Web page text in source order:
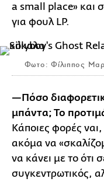
a small place» και
για φουλ LP.
Φωτο: Φίλιππος
—Πόσο
μπάντα; Το
Κάποιες φορές
ακόμα να
να κάνει με το ότι
συγκεντρωτικός,